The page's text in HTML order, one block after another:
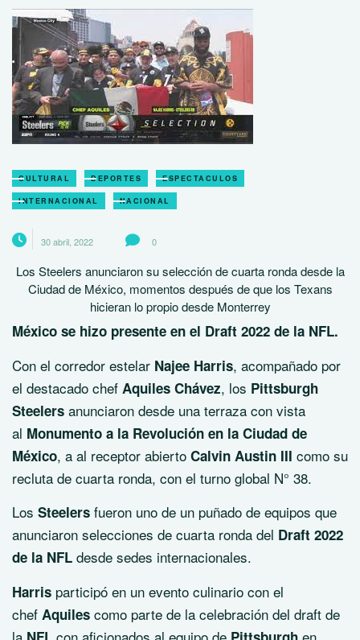
CULTURAL DEPORTES ESPECTACULOS
INTERNACIONAL NACIONAL
30 abril, 2022 0
Los Steelers anunciaron su selección de cuarta ronda desde la
Ciudad de México, momentos después de que los Texans
hicieran lo propio desde Monterrey
México se hizo presente en el Draft 2022 de la NFL.
Con el corredor estelar Najee Harris, acompañado por
el destacado chef Aquiles Chávez, los Pittsburgh
Steelers anunciaron desde una terraza con vista
al Monumento a la Revolución en la Ciudad de
México, a al receptor abierto Calvin Austin III como su
recluta de cuarta ronda, con el turno global N° 38.
Los Steelers fueron uno de un puñado de equipos que
anunciaron selecciones de cuarta ronda del Draft 2022
de la NFL desde sedes internacionales.
Harris participó en un evento culinario con el
chef Aquiles como parte de la celebración del draft de